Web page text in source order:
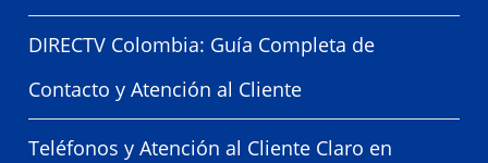
DIRECTV Colombia: Guía Completa de
Contacto y Atención al Cliente
Teléfonos y Atención al Cliente Claro en